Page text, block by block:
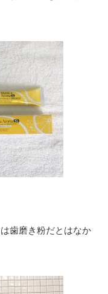
歯磨き粉だとはなか